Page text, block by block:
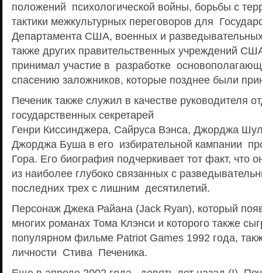
положений психологической войны, борьбы с
тактики межкультурных переговоров для
Департамента США, военных и
также других правительственных учреждений
принимал участие в разработке
спасению заложников, которые позднее были
Печеник также служил в качестве руководителя
государственных секретарей
Генри Киссинджера, Сайруса Вэнса, Джорджа
Джорджа Буша в его избирательной кампании
Гора. Его биография подчеркивает тот факт, что
из наиболее глубоко связанных с
последних трех с лишним десятилетий.
Персонаж Джека Райана (Jack Ryan), который
многих романах Тома Клэнси и которого также
популярном фильме Patriot Games 1992 года,
личности Стива Печеника.